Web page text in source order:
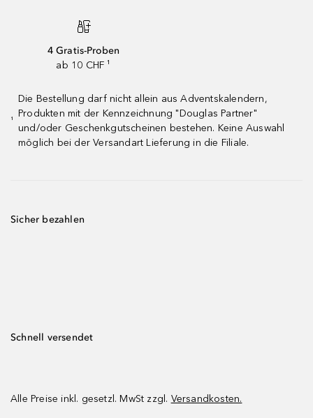
4 Gratis-Proben
ab 10 CHF ¹
¹
Die Bestellung darf nicht allein aus Adventskalendern,
Produkten mit der Kennzeichnung "Douglas Partner"
und/oder Geschenkgutscheinen bestehen. Keine Auswahl
möglich bei der Versandart Lieferung in die Filiale.
Sicher bezahlen
Schnell versendet
Alle Preise inkl. gesetzl. MwSt zzgl. Versandkosten.